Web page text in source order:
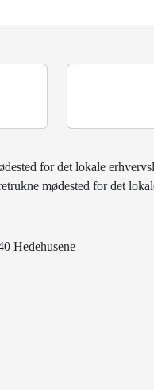
for det lokale
mødested for det
Hedehusene